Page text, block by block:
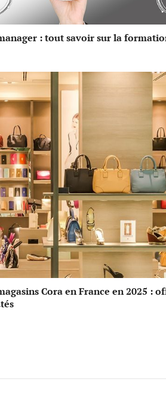
: tout savoir sur la
Cora en France en 2025 :